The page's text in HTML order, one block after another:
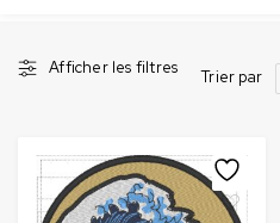
Afficher les filtres
Trier par